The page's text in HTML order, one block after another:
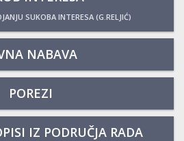
SUKOBA INTERESA (G.RELJIĆ)
NABAVA
POREZI
IZ PODRUČJA RADA